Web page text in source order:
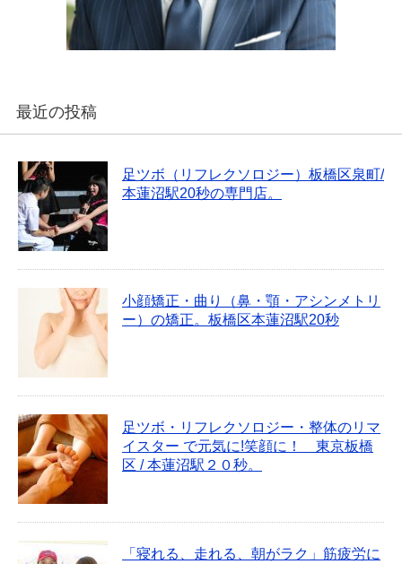
最近の投稿
足ツボ（リフレクソロジー）板橋区泉町/
本蓮沼駅20秒の専門店。
小顔矯正・曲り（鼻・顎・アシンメトリ
ー）の矯正。板橋区本蓮沼駅20秒
足ツボ・リフレクソロジー・整体のリマ
イスター で元気に!笑顔に！ 東京板橋
区 / 本蓮沼駅２０秒。
「寝れる、走れる、朝がラク」筋疲労に